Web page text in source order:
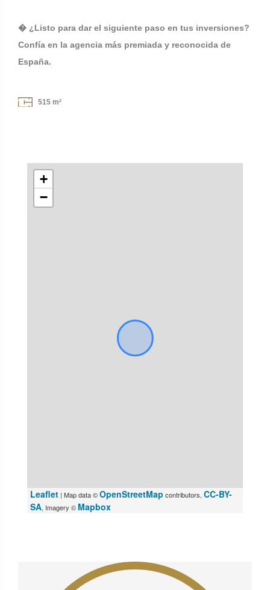
� ¿Listo para dar el siguiente paso en tus inversiones?
Confía en la agencia más premiada y reconocida de
España.
515 m²
+
−
Leaflet | Map data ©OpenStreetMap contributors, CC-BY-
SA, Imagery © Mapbox